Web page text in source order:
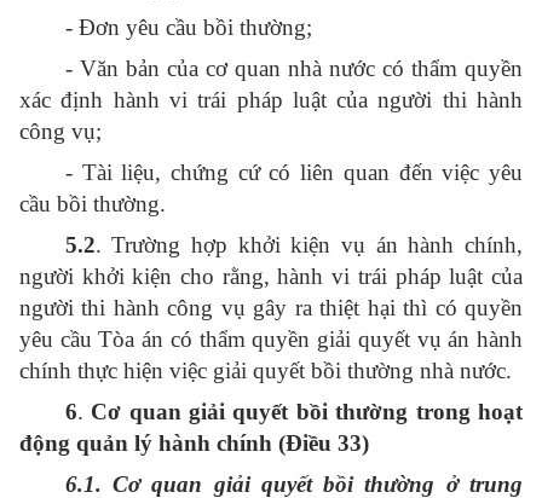
- Đơn yêu cầu bồi thường;
- Văn bản của cơ quan nhà nước có thẩm quyền
xác định hành vi trái pháp luật của người thi hành
công vụ;
- Tài liệu, chứng cứ có liên quan đến việc yêu
cầu bồi thường.
5.2. Trường hợp khởi kiện vụ án hành chính,
người khởi kiện cho rằng, hành vi trái pháp luật của
người thi hành công vụ gây ra thiệt hại thì có quyền
yêu cầu Tòa án có thẩm quyền giải quyết vụ án hành
chính thực hiện việc giải quyết bồi thường nhà nước.
6. Cơ quan giải quyết bồi thường trong hoạt
động quản lý hành chính (Điều 33)
6.1. Cơ quan giải quyết bồi thường ở trung